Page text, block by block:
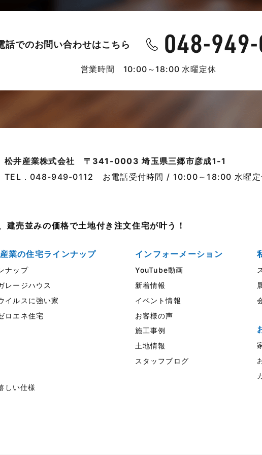
話でのお問い合わせはこちら
営業時間 10:00～18:00 水曜定休
松井産業株式会社 〒341-0003 埼玉県三郷市彦成1-1
TEL． 048-949-0112 お電話受付時間 / 10:00～18:00 水曜
売並みの価格で土地付き注文住宅が叶う！
しい仕様
業の住宅ラインナップ
ナップ
ージハウス
ルスに強い家
エネ住宅
インフォーメーション
YouTube動画
新着情報
イベント情報
お客様の声
施工事例
土地情報
スタッフブログ